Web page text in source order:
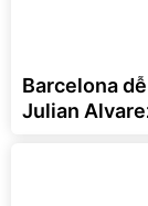
Barcelona
Julian